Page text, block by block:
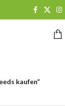
kaufen“